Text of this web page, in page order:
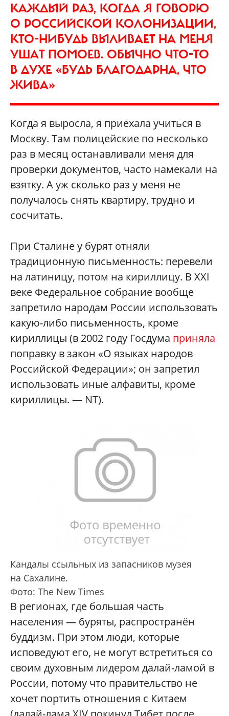
КАЖДЫЙ РАЗ, КОГДА Я ГОВОРЮ
О РОССИЙСКОЙ КОЛОНИЗАЦИИ,
КТО-НИБУДЬ ВЫЛИВАЕТ НА МЕНЯ
УШАТ ПОМОЕВ. ОБЫЧНО ЧТО-ТО
В ДУХЕ «БУДЬ БЛАГОДАРНА, ЧТО
ЖИВА»
Когда я выросла, я приехала учиться в
Москву. Там полицейские по несколько
раз в месяц останавливали меня для
проверки документов, часто намекали на
взятку. А уж сколько раз у меня не
получалось снять квартиру, трудно и
сосчитать.
При Сталине у бурят отняли
традиционную письменность: перевели
на латиницу, потом на кириллицу. В XXI
веке Федеральное собрание вообще
запретило народам России использовать
какую-либо письменность, кроме
кириллицы (в 2002 году Госдума приняла
поправку в закон «О языках народов
Российской Федерации»; он запретил
использовать иные алфавиты, кроме
кириллицы. — NT).
Кандалы ссыльных из запасников музея
на Сахалине.
Фото: The New Times
В регионах, где большая часть
населения — буряты, распространён
буддизм. При этом люди, которые
исповедуют его, не могут встретиться со
своим духовным лидером далай-ламой в
России, потому что правительство не
хочет портить отношения с Китаем